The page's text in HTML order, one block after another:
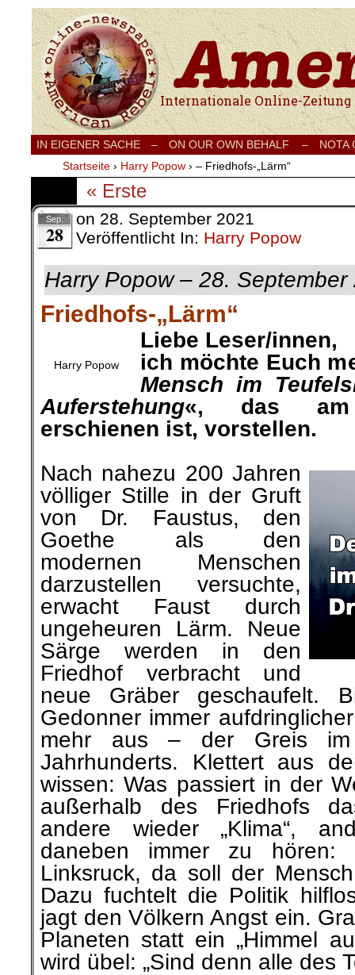
Internationale Onlinezeitung für Frieden,
IN EIGENER SACHE – ON OUR OWN BEHALF –
NOTA
Startseite › Harry Popow › – Friedhofs-„Lärm“
« Erste
Sep.
28
on 28. September 2021
Veröffentlicht In: Harry Popow
Harry Popow – 28. September
Friedhofs-„Lärm“
Harry Popow
Liebe Leser/innen,
ich möchte Euch
Mensch im
Auferstehung«, das am
erschienen ist, vorstellen.
Nach nahezu 200 Jahren
völliger Stille in der Gruft
von Dr. Faustus, den
Goethe als den
modernen Menschen
darzustellen versuchte,
erwacht Faust durch
ungeheuren Lärm. Neue
Särge werden in den
Friedhof verbracht und
neue Gräber geschaufelt.
Gedonner immer
mehr aus – der Greis
Jahrhunderts. Klettert aus
wissen: Was passiert in der
außerhalb des Friedhofs
andere wieder „Klima“,
daneben immer zu hören:
Linksruck, da soll der
Dazu fuchtelt die Politik
jagt den Völkern Angst ein.
Planeten statt ein „Himmel
wird übel: „Sind denn alle des